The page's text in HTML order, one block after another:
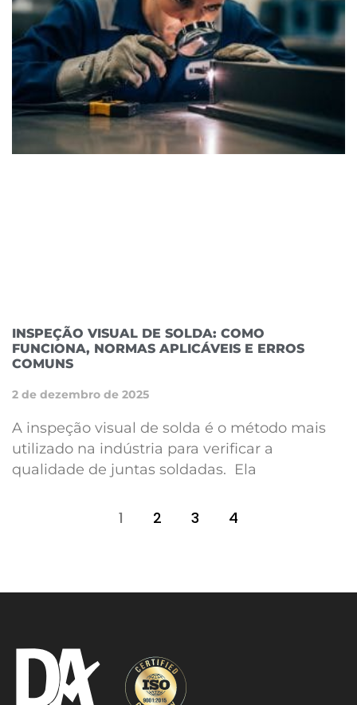
INSPEÇÃO VISUAL DE SOLDA: COMO
FUNCIONA, NORMAS APLICÁVEIS E ERROS
COMUNS
2 de dezembro de 2025
A inspeção visual de solda é o método mais
utilizado na indústria para verificar a
qualidade de juntas soldadas. Ela
1 2 3 4